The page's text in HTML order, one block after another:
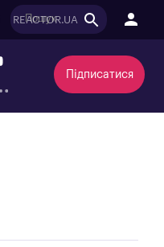
REACTOR.UA
Підписатися